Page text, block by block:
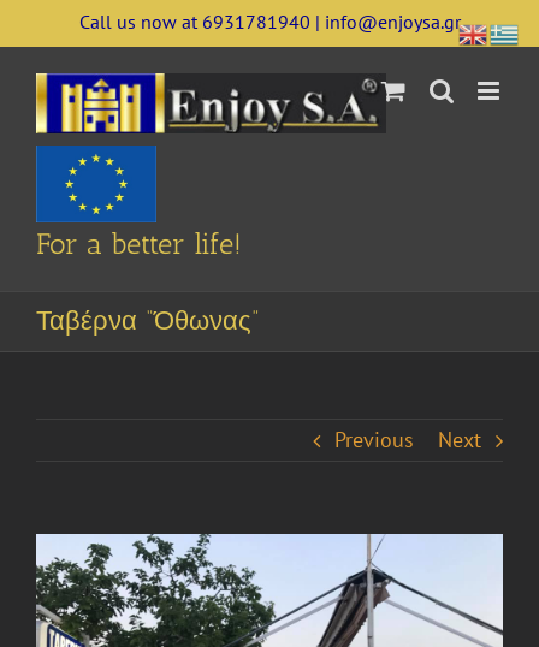
to
content
Call us now at 6931781940 | info@enjoysa.gr
For a better life!
Ταβέρνα “Όθωνας”
Previous Next
Larger
Image